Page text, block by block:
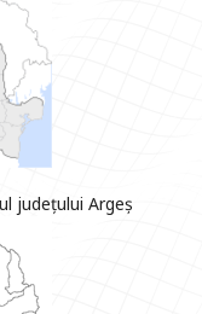
județului Argeș